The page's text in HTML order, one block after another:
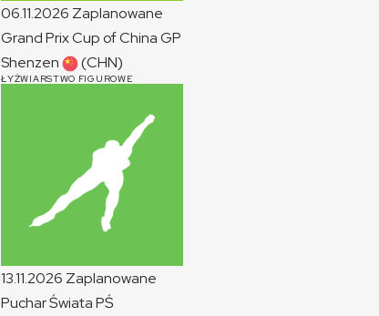
06.11.2026 Zaplanowane
Grand Prix Cup of ChinaGP
Shenzen
(CHN)
ŁYŻWIARSTWO FIGUROWE
13.11.2026 Zaplanowane
Puchar ŚwiataPŚ